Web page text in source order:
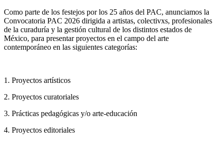
Como parte de los festejos por los 25 años del PAC, anunciamos la
Convocatoria PAC 2026 dirigida a artistas, colectivxs, profesionales
de la curaduría y la gestión cultural de los distintos estados de
México, para presentar proyectos en el campo del arte
contemporáneo en las siguientes categorías:
1. Proyectos artísticos
2. Proyectos curatoriales
3. Prácticas pedagógicas y/o arte-educación
4. Proyectos editoriales